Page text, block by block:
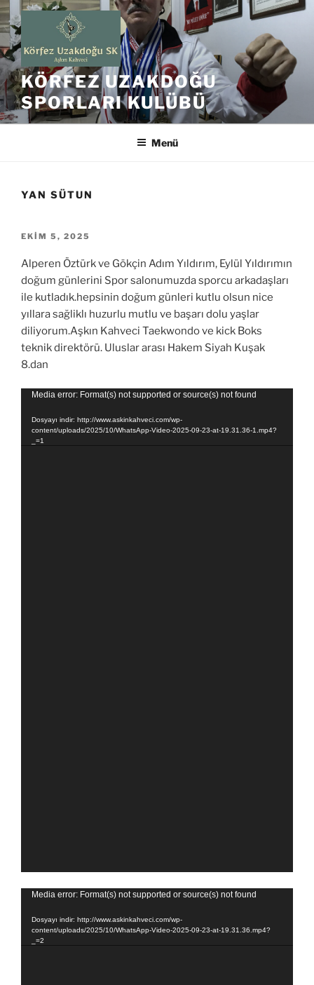
İçeriğe
geç
KÖRFEZ UZAKDOĞU
SPORLARI KULÜBÜ
Menü
YAN SÜTUN
YAYIM
EKIM 5, 2025
Alperen Öztürk ve Gökçin Adım Yıldırım, Eylül Yıldırımın
doğum günlerini Spor salonumuzda sporcu arkadaşları
ile kutladık.hepsinin doğum günleri kutlu olsun nice
yıllara sağliklı huzurlu mutlu ve başarı dolu yaşlar
diliyorum.Aşkın Kahveci Taekwondo ve kick Boks
teknik direktörü. Uluslar arası Hakem Siyah Kuşak
8.dan
Video
Media error: Format(s) not supported or source(s) not found
Dosyayı indir: http://www.askinkahveci.com/wp-
content/uploads/2025/10/WhatsApp-Video-2025-09-23-at-19.31.36-1.mp4?
_=1
Video
Media error: Format(s) not supported or source(s) not found
Dosyayı indir: http://www.askinkahveci.com/wp-
content/uploads/2025/10/WhatsApp-Video-2025-09-23-at-19.31.36.mp4?
_=2